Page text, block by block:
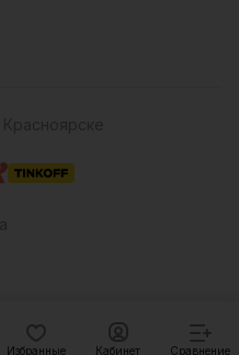
Избранные Кабинет Сравнение